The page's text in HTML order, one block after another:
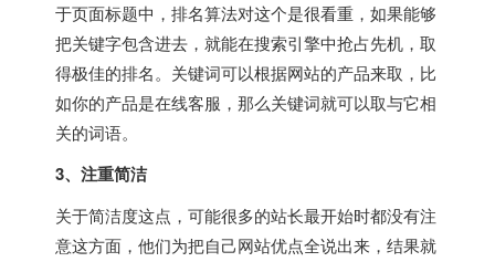
于页面标题中，排名算法对这个是很看重，如果能够
把关键字包含进去，就能在搜索引擎中抢占先机，取
得极佳的排名。关键词可以根据网站的产品来取，比
如你的产品是在线客服，那么关键词就可以取与它相
关的词语。
3、注重简洁
关于简洁度这点，可能很多的站长最开始时都没有注
意这方面，他们为把自己网站优点全说出来，结果就